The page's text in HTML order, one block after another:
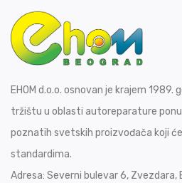
EHOM d.o.o. osnovan je krajem 1989.
tržištu u oblasti autoreparature
poznatih svetskih proizvođača koji
standardima.
Adresa: Severni bulevar 6, Zvezdara,